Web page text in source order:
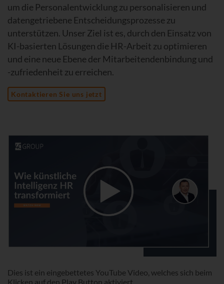
Dies ist ein eingebettetes YouTube Video, welches sich beim
Klicken auf den Play Button aktiviert.
um die Personalentwicklung zu personalisieren und
datengetriebene Entscheidungsprozesse zu
unterstützen. Unser Ziel ist es, durch den Einsatz von
KI-basierten Lösungen die HR-Arbeit zu optimieren
und eine neue Ebene der Mitarbeitendenbindung und
-zufriedenheit zu erreichen.
Kontaktieren Sie uns jetzt